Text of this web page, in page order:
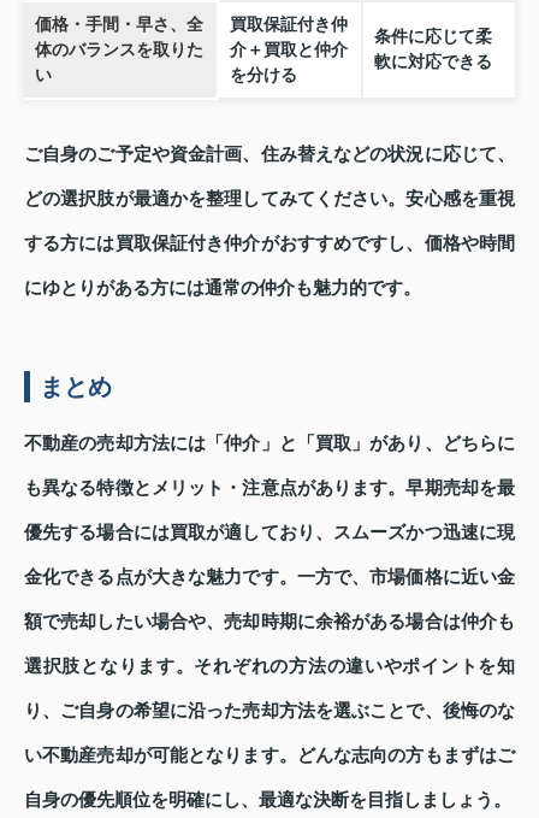
価格・手間・早さ、全
体のバランスを取りた
い
買取保証付き仲
介＋買取と仲介
を分ける
条件に応じて柔
軟に対応できる
ご自身のご予定や資金計画、住み替えなどの状況に応じて、
どの選択肢が最適かを整理してみてください。安心感を重視
する方には買取保証付き仲介がおすすめですし、価格や時間
にゆとりがある方には通常の仲介も魅力的です。
まとめ
不動産の売却方法には「仲介」と「買取」があり、どちらに
も異なる特徴とメリット・注意点があります。早期売却を最
優先する場合には買取が適しており、スムーズかつ迅速に現
金化できる点が大きな魅力です。一方で、市場価格に近い金
額で売却したい場合や、売却時期に余裕がある場合は仲介も
選択肢となります。それぞれの方法の違いやポイントを知
り、ご自身の希望に沿った売却方法を選ぶことで、後悔のな
い不動産売却が可能となります。どんな志向の方もまずはご
自身の優先順位を明確にし、最適な決断を目指しましょう。